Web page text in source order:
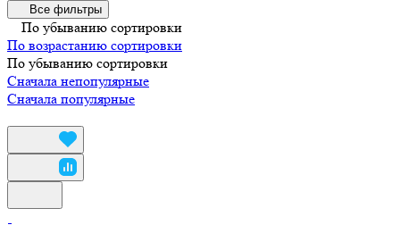
Все фильтры
По убыванию сортировки
По возрастанию сортировки
По убыванию сортировки
Сначала непопулярные
Сначала популярные